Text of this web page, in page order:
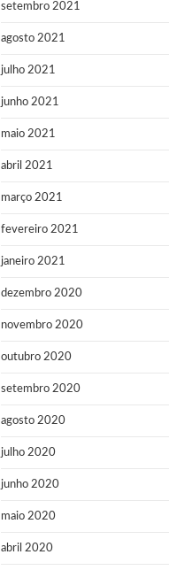
setembro 2021
agosto 2021
julho 2021
junho 2021
maio 2021
abril 2021
março 2021
fevereiro 2021
janeiro 2021
dezembro 2020
novembro 2020
outubro 2020
setembro 2020
agosto 2020
julho 2020
junho 2020
maio 2020
abril 2020